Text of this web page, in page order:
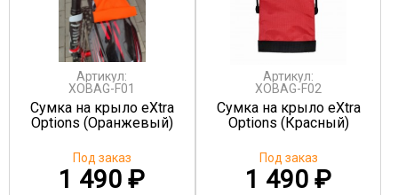
Артикул:
XOBAG-F01
Сумка на крыло eXtra
Options (Оранжевый)
1 490₽
Под заказ
Артикул:
XOBAG-F02
Сумка на крыло eXtra
Options (Красный)
1 490₽
Под заказ